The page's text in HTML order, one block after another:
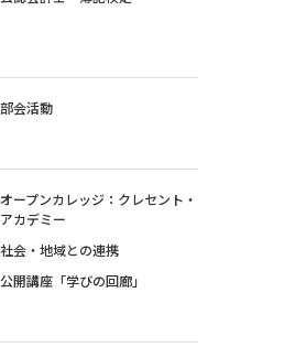
部会活動
オープンカレッジ：クレセント・
アカデミー
社会・地域との連携
公開講座「学びの回廊」